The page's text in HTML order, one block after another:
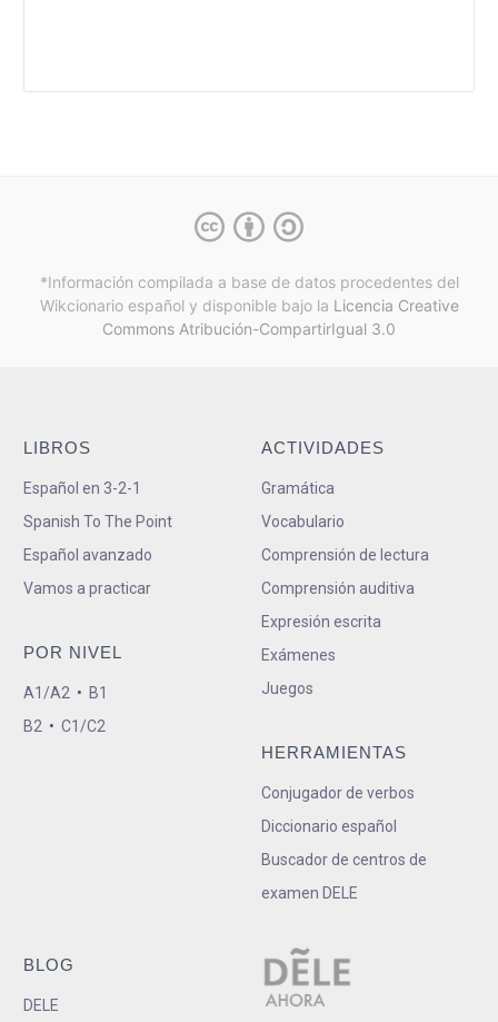
*Información compilada a base de datos procedentes del
Wikcionario español y disponible bajo la Licencia Creative
Commons Atribución-CompartirIgual 3.0
LIBROS
Español en 3-2-1
Spanish To The Point
Español avanzado
Vamos a practicar
POR NIVEL
A1/A2 • B1
B2 • C1/C2
ACTIVIDADES
Gramática
Vocabulario
Comprensión de lectura
Comprensión auditiva
Expresión escrita
Exámenes
Juegos
HERRAMIENTAS
Conjugador de verbos
Diccionario español
Buscador de centros de
examen DELE
BLOG
DELE